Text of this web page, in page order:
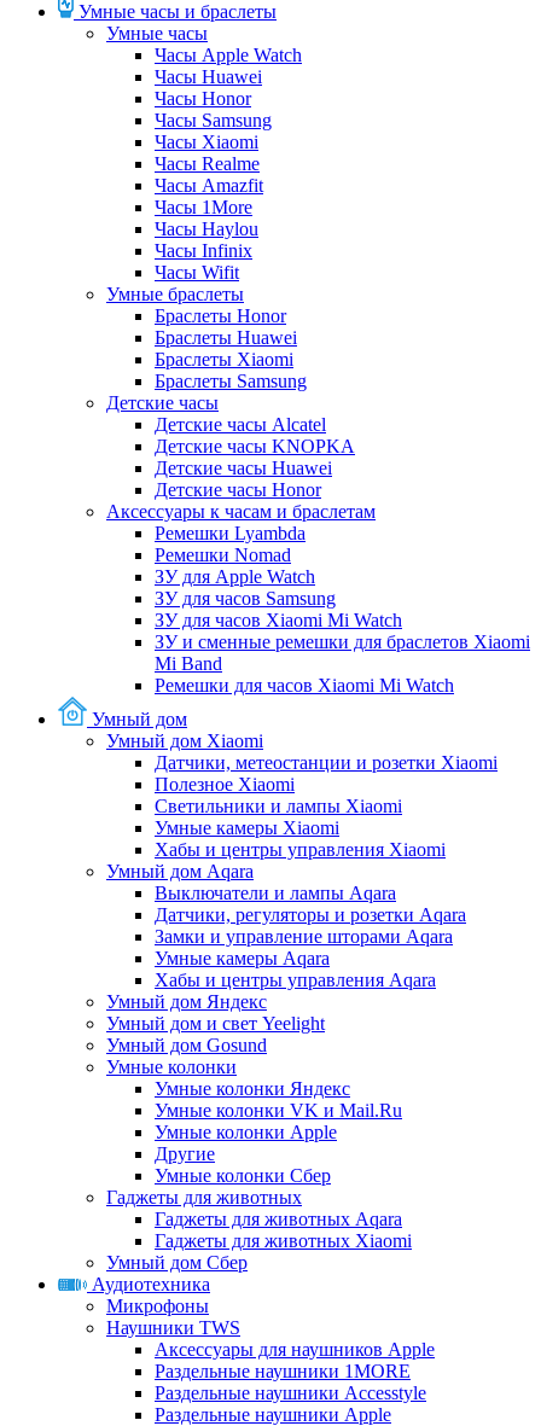
Умные часы и браслеты
Умные часы
Часы Apple Watch
Часы Huawei
Часы Honor
Часы Samsung
Часы Xiaomi
Часы Realme
Часы Amazfit
Часы 1More
Часы Haylou
Часы Infinix
Часы Wifit
Умные браслеты
Браслеты Honor
Браслеты Huawei
Браслеты Xiaomi
Браслеты Samsung
Детские часы
Детские часы Alcatel
Детские часы KNOPKA
Детские часы Huawei
Детские часы Honor
Аксессуары к часам и браслетам
Ремешки Lyambda
Ремешки Nomad
ЗУ для Apple Watch
ЗУ для часов Samsung
ЗУ для часов Xiaomi Mi Watch
ЗУ и сменные ремешки для браслетов Xiaomi
Mi Band
Ремешки для часов Xiaomi Mi Watch
Умный дом
Умный дом Xiaomi
Датчики, метеостанции и розетки Xiaomi
Полезное Xiaomi
Светильники и лампы Xiaomi
Умные камеры Xiaomi
Хабы и центры управления Xiaomi
Умный дом Aqara
Выключатели и лампы Aqara
Датчики, регуляторы и розетки Aqara
Замки и управление шторами Aqara
Умные камеры Aqara
Хабы и центры управления Aqara
Умный дом Яндекс
Умный дом и свет Yeelight
Умный дом Gosund
Умные колонки
Умные колонки Яндекс
Умные колонки VK и Mail.Ru
Умные колонки Apple
Другие
Умные колонки Сбер
Гаджеты для животных
Гаджеты для животных Aqara
Гаджеты для животных Xiaomi
Умный дом Сбер
Аудиотехника
Микрофоны
Наушники TWS
Аксессуары для наушников Apple
Раздельные наушники 1MORE
Раздельные наушники Accesstyle
Раздельные наушники Apple